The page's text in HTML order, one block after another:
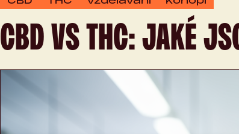
CBD VS THC: JAKÉ